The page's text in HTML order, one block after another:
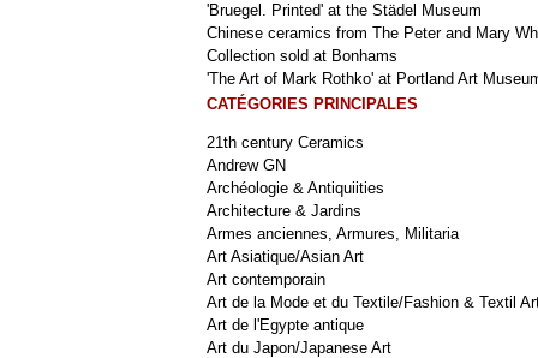
'Bruegel. Printed' at the Städel Museum
Chinese ceramics from The Peter and Mary
Collection sold at Bonhams
'The Art of Mark Rothko' at Portland Art
CATÉGORIES PRINCIPALES
21th century Ceramics
Andrew GN
Archéologie & Antiquiities
Architecture & Jardins
Armes anciennes, Armures, Militaria
Art Asiatique/Asian Art
Art contemporain
Art de la Mode et du Textile/Fashion & Textil
Art de l'Egypte antique
Art du Japon/Japanese Art